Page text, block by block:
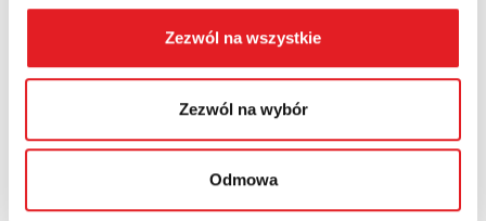
Zezwól na wszystkie
Zezwól na wybór
Odmowa
Wyrażam zgodę na przetwarzanie moich danych
osobowych przez Relpol S.A. Więcej informacji na
temat przetwarzania danych osobowych w